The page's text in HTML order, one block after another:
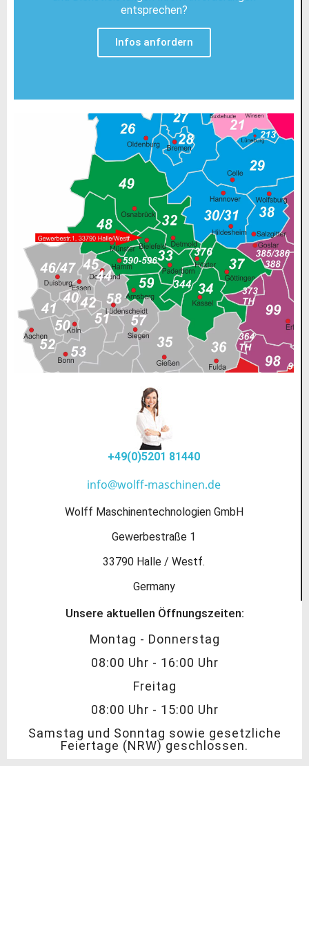
entsprechen?
Infos anfordern
+49(0)5201 81440
info@wolff-maschinen.de
Wolff Maschinentechnologien GmbH
Gewerbestraße 1
33790 Halle / Westf.
Germany
Unsere aktuellen Öffnungszeiten:
Montag - Donnerstag
08:00 Uhr - 16:00 Uhr
Freitag
08:00 Uhr - 15:00 Uhr
Samstag und Sonntag sowie gesetzliche
Feiertage (NRW) geschlossen.